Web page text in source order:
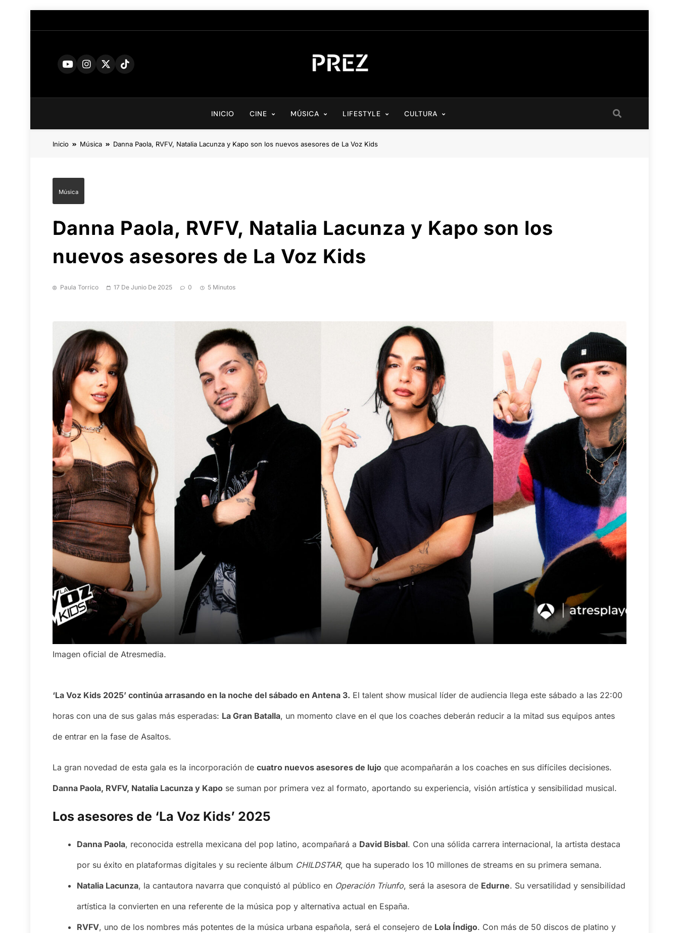
al
PREZ MAGAZINE
INICIO CINE MÚSICA LIFESTYLE CULTURA
Inicio Música Danna Paola, RVFV, Natalia Lacunza y Kapo son los nuevos asesores de La Voz Kids
Música
Danna Paola, RVFV, Natalia Lacunza y Kapo son los
nuevos asesores de La Voz Kids
Paula Torrico 17 De Junio De 2025 0 5 Minutos
Imagen oficial de Atresmedia.
‘La Voz Kids 2025’ continúa arrasando en la noche del sábado en Antena 3. El talent show musical líder de audiencia llega este sábado a las 22:00
horas con una de sus galas más esperadas: La Gran Batalla, un momento clave en el que los coaches deberán reducir a la mitad sus equipos antes
de entrar en la fase de Asaltos.
La gran novedad de esta gala es la incorporación de cuatro nuevos asesores de lujo que acompañarán a los coaches en sus difíciles decisiones.
Danna Paola, RVFV, Natalia Lacunza y Kapo se suman por primera vez al formato, aportando su experiencia, visión artística y sensibilidad musical.
Los asesores de ‘La Voz Kids’ 2025
Danna Paola, reconocida estrella mexicana del pop latino, acompañará a David Bisbal. Con una sólida carrera internacional, la artista destaca
por su éxito en plataformas digitales y su reciente álbum CHILDSTAR, que ha superado los 10 millones de streams en su primera semana.
Natalia Lacunza, la cantautora navarra que conquistó al público en Operación Triunfo, será la asesora de Edurne. Su versatilidad y sensibilidad
artística la convierten en una referente de la música pop y alternativa actual en España.
RVFV, uno de los nombres más potentes de la música urbana española, será el consejero de Lola Índigo. Con más de 50 discos de platino y